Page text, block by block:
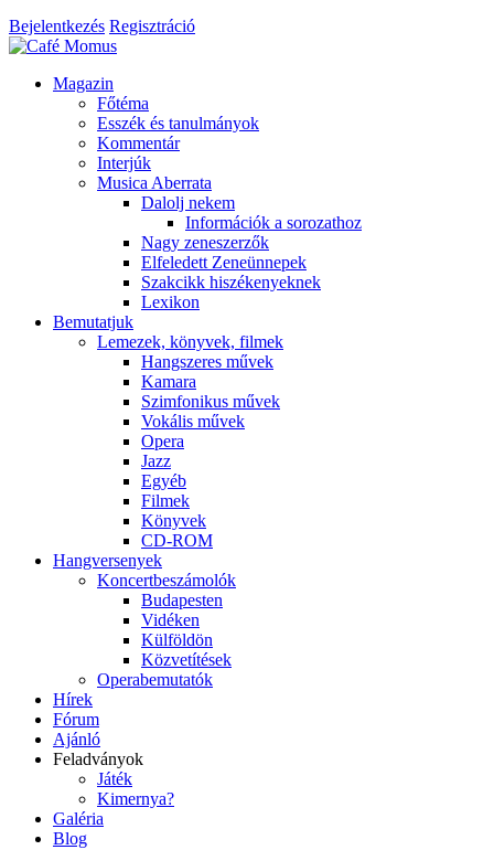
Bejelentkezés Regisztráció
Magazin
Főtéma
Esszék és tanulmányok
Kommentár
Interjúk
Musica Aberrata
Dalolj nekem
Információk a sorozathoz
Nagy zeneszerzők
Elfeledett Zeneünnepek
Szakcikk hiszékenyeknek
Lexikon
Bemutatjuk
Lemezek, könyvek, filmek
Hangszeres művek
Kamara
Szimfonikus művek
Vokális művek
Opera
Jazz
Egyéb
Filmek
Könyvek
CD-ROM
Hangversenyek
Koncertbeszámolók
Budapesten
Vidéken
Külföldön
Közvetítések
Operabemutatók
Hírek
Fórum
Ajánló
Feladványok
Játék
Kimernya?
Galéria
Blog